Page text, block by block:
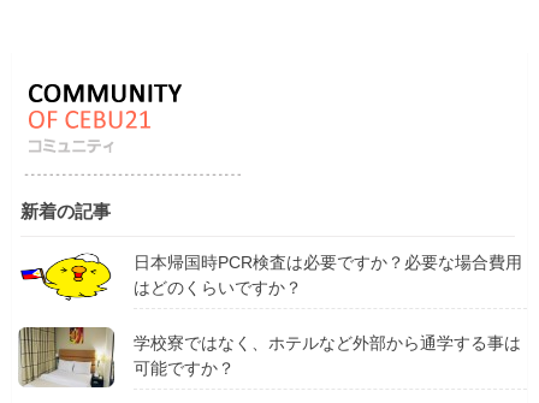
新着の記事
日本帰国時PCR検査は必要ですか？必要な場合費用
はどのくらいですか？
学校寮ではなく、ホテルなど外部から通学する事は
可能ですか？